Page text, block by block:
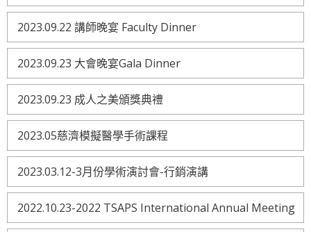
2023.09.22 講師晚宴 Faculty Dinner
2023.09.23 大會晚宴Gala Dinner
2023.09.23 成人之美頒獎典禮
2023.05慈濟模擬醫學手術課程
2023.03.12-3月份學術演討會-行銷演講
2022.10.23-2022 TSAPS International Annual Meeting